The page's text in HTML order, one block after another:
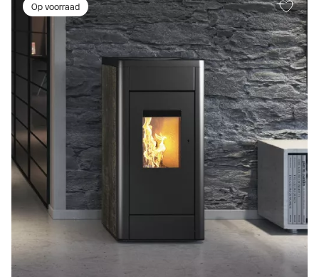
Op voorraad